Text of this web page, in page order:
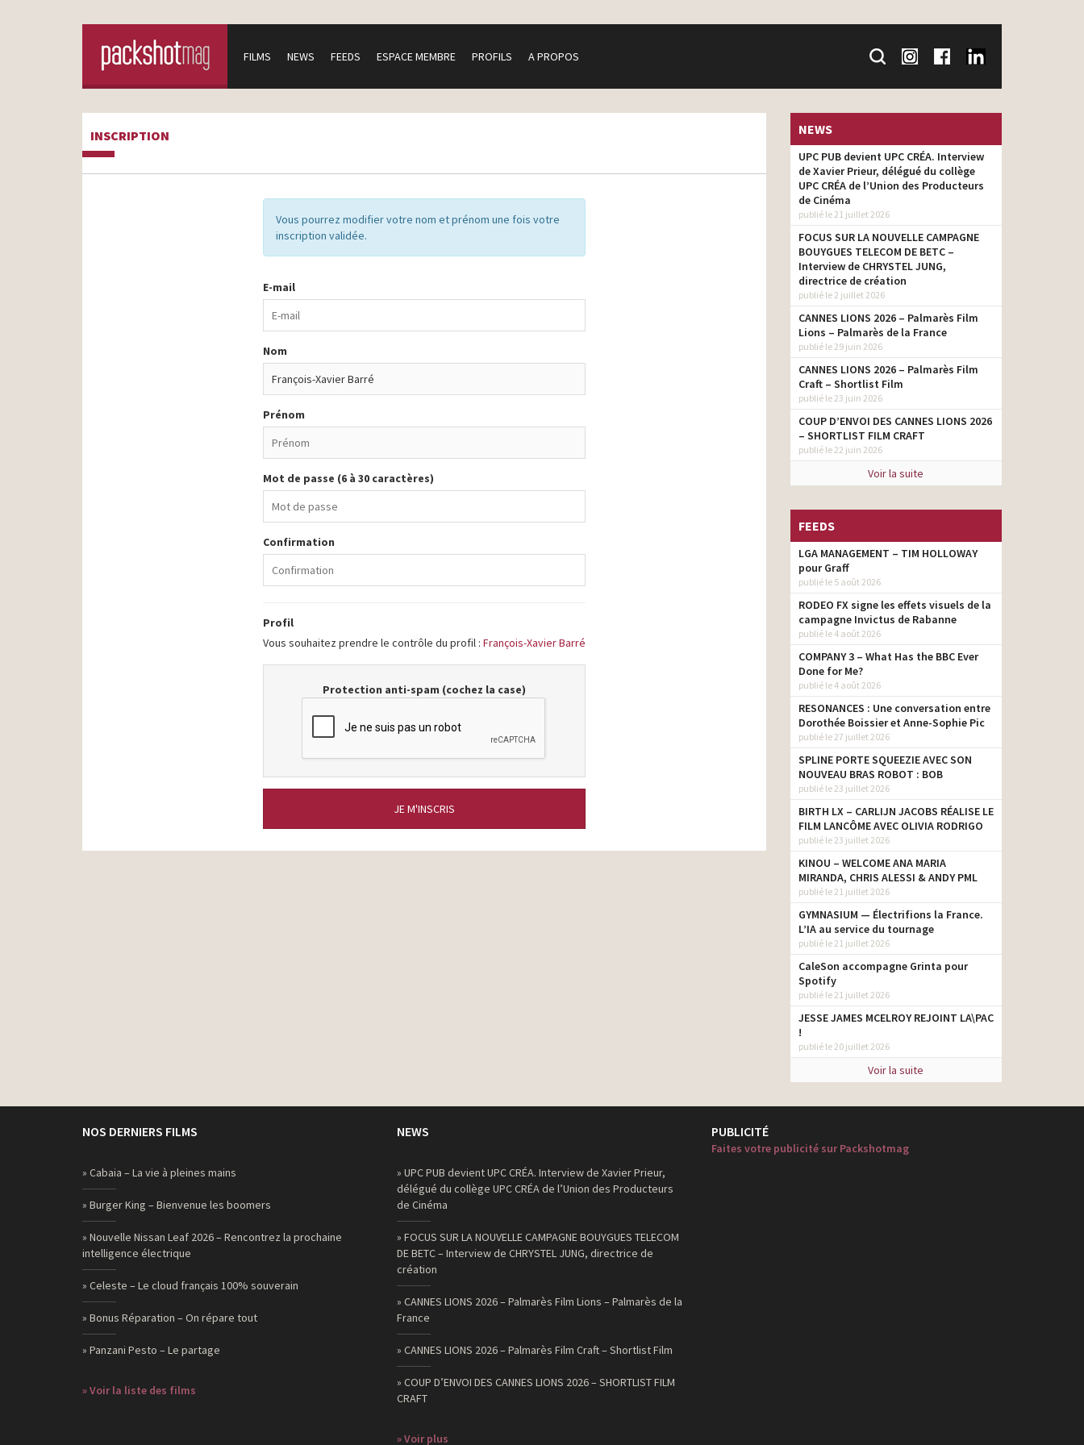
FILMS NEWS FEEDS ESPACE MEMBRE PROFILS A PROPOS
INSCRIPTION
Vous pourrez modifier votre nom et prénom une fois votre
inscription validée.
E-mail
Nom
Prénom
Mot de passe (6 à 30 caractères)
Confirmation
Profil
Vous souhaitez prendre le contrôle du profil : François-Xavier Barré
Protection anti-spam (cochez la case)
JE M'INSCRIS
NEWS
UPC PUB devient UPC CRÉA. Interview
de Xavier Prieur, délégué du collège
UPC CRÉA de l’Union des Producteurs
de Cinéma
publié le 21 juillet 2026
FOCUS SUR LA NOUVELLE CAMPAGNE
BOUYGUES TELECOM DE BETC –
Interview de CHRYSTEL JUNG,
directrice de création
publié le 2 juillet 2026
CANNES LIONS 2026 – Palmarès Film
Lions – Palmarès de la France
publié le 29 juin 2026
CANNES LIONS 2026 – Palmarès Film
Craft – Shortlist Film
publié le 23 juin 2026
COUP D’ENVOI DES CANNES LIONS 2026
– SHORTLIST FILM CRAFT
publié le 22 juin 2026
Voir la suite
FEEDS
LGA MANAGEMENT – TIM HOLLOWAY
pour Graff
publié le 5 août 2026
RODEO FX signe les effets visuels de la
campagne Invictus de Rabanne
publié le 4 août 2026
COMPANY 3 – What Has the BBC Ever
Done for Me?
publié le 4 août 2026
RESONANCES : Une conversation entre
Dorothée Boissier et Anne-Sophie Pic
publié le 27 juillet 2026
SPLINE PORTE SQUEEZIE AVEC SON
NOUVEAU BRAS ROBOT : BOB
publié le 23 juillet 2026
BIRTH LX – CARLIJN JACOBS RÉALISE LE
FILM LANCÔME AVEC OLIVIA RODRIGO
publié le 23 juillet 2026
KINOU – WELCOME ANA MARIA
MIRANDA, CHRIS ALESSI & ANDY PML
publié le 21 juillet 2026
GYMNASIUM — Électrifions la France.
L’IA au service du tournage
publié le 21 juillet 2026
CaleSon accompagne Grinta pour
Spotify
publié le 21 juillet 2026
JESSE JAMES MCELROY REJOINT LA\PAC
!
publié le 20 juillet 2026
Voir la suite
NOS DERNIERS FILMS
» Cabaia – La vie à pleines mains
» Burger King – Bienvenue les boomers
» Nouvelle Nissan Leaf 2026 – Rencontrez la prochaine
intelligence électrique
» Celeste – Le cloud français 100% souverain
» Bonus Réparation – On répare tout
» Panzani Pesto – Le partage
» Voir la liste des films
NEWS
» UPC PUB devient UPC CRÉA. Interview de Xavier Prieur,
délégué du collège UPC CRÉA de l’Union des Producteurs
de Cinéma
» FOCUS SUR LA NOUVELLE CAMPAGNE BOUYGUES TELECOM
DE BETC – Interview de CHRYSTEL JUNG, directrice de
création
» CANNES LIONS 2026 – Palmarès Film Lions – Palmarès de la
France
» CANNES LIONS 2026 – Palmarès Film Craft – Shortlist Film
» COUP D’ENVOI DES CANNES LIONS 2026 – SHORTLIST FILM
CRAFT
» Voir plus
PUBLICITÉ
Faites votre publicité sur Packshotmag